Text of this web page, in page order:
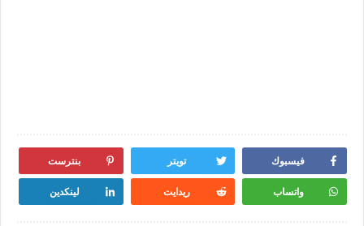
فيسبوك تويتر بنترست
واتساب ريدايت لينكدين